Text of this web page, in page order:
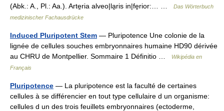
(Abk.: A., Pl.: Aa.). Arte̱ria alveo|la̱ris in|fe̱rior:… …
Das Wörterbuch
medizinischer Fachausdrücke
Induced Pluripotent Stem — Pluripotence Une colonie de la
lignée de cellules souches embryonnaires humaine HD90 dérivée
au CHRU de Montpellier. Sommaire 1 Définitio …
Wikipédia en
Français
Pluripotence — La pluripotence est la faculté de certaines
cellules à se différencier en tout type cellulaire d un organisme:
cellules d un des trois feuillets embryonnaires (ectoderme,